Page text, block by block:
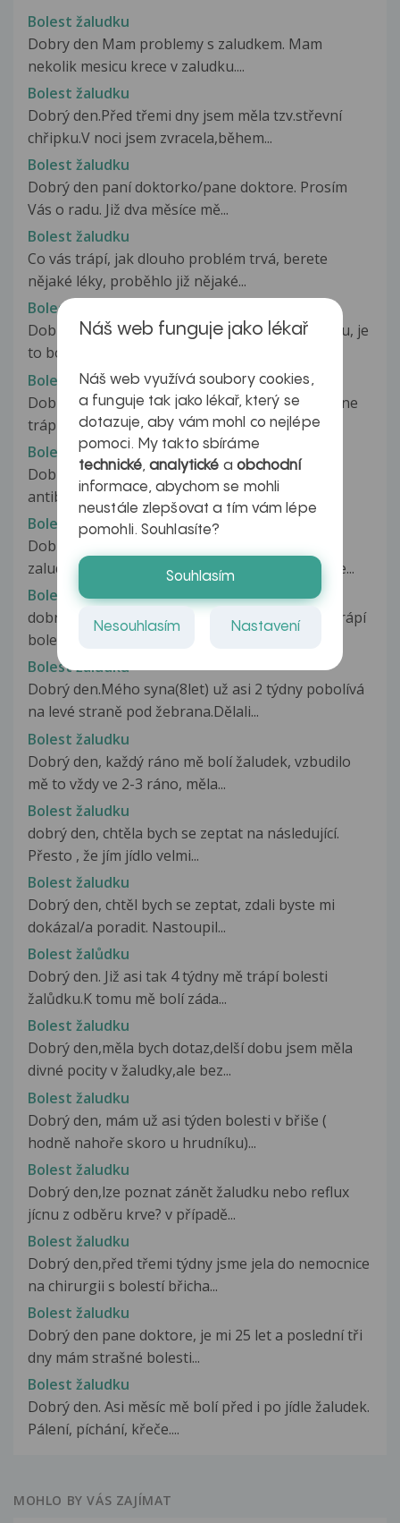
Bolest žaludku
Dobry den Mam problemy s zaludkem. Mam
nekolik mesicu krece v zaludku....
Bolest žaludku
Dobrý den.Před třemi dny jsem měla tzv.střevní
chřipku.V noci jsem zvracela,během...
Bolest žaludku
Dobrý den paní doktorko/pane doktore. Prosím
Vás o radu. Již dva měsíce mě...
Bolest žaludku
Co vás trápí, jak dlouho problém trvá, berete
nějaké léky, proběhlo již nějaké...
Bolest žaludku
Dobrý den, už asi 2 měsíce trpím bolestí žaludku, je
to bolest jakou člověk...
Bolest žaludku
Dobrý den, mám dlouhodobý problém, který mne
trápí intenzivně něco přes rok. Bolí...
Bolest žaludku
Dobrý den, prosím o radu ohledně užívání
antibiotik. V poslední době jsem užívala...
Bolest žaludku
Dobry den,uz asi pul roku me boli
zaludek,neprijemne pali.Casto me pali i zaha,ale...
Bolest žaludku
dobrý den, je mi 35 let a téměř již tři týdny mě trápí
bolesti břicha spíše...
Bolest žaludku
Dobrý den.Mého syna(8let) už asi 2 týdny pobolívá
na levé straně pod žebrana.Dělali...
Bolest žaludku
Dobrý den, každý ráno mě bolí žaludek, vzbudilo
mě to vždy ve 2-3 ráno, měla...
Bolest žaludku
dobrý den, chtěla bych se zeptat na následující.
Přesto , že jím jídlo velmi...
Bolest žaludku
Dobrý den, chtěl bych se zeptat, zdali byste mi
dokázal/a poradit. Nastoupil...
Bolest žalůdku
Dobrý den. Již asi tak 4 týdny mě trápí bolesti
žalůdku.K tomu mě bolí záda...
Bolest žaludku
Dobrý den,měla bych dotaz,delší dobu jsem měla
divné pocity v žaludky,ale bez...
Bolest žaludku
Dobrý den, mám už asi týden bolesti v břiše (
hodně nahoře skoro u hrudníku)...
Bolest žaludku
Dobrý den,lze poznat zánět žaludku nebo reflux
jícnu z odběru krve? v případě...
Bolest žaludku
Dobrý den,před třemi týdny jsme jela do nemocnice
na chirurgii s bolestí břicha...
Bolest žaludku
Dobrý den pane doktore, je mi 25 let a poslední tři
dny mám strašné bolesti...
Bolest žaludku
Dobrý den. Asi měsíc mě bolí před i po jídle žaludek.
Pálení, píchání, křeče....
MOHLO BY VÁS ZAJÍMAT
Náš web funguje jako lékař
Náš web využívá soubory cookies,
a funguje tak jako lékař, který se
dotazuje, aby vám mohl co nejlépe
pomoci. My takto sbíráme
technické,analytické a obchodní
informace, abychom se mohli
neustále zlepšovat a tím vám lépe
pomohli. Souhlasíte?
Souhlasím
Nesouhlasím Nastavení